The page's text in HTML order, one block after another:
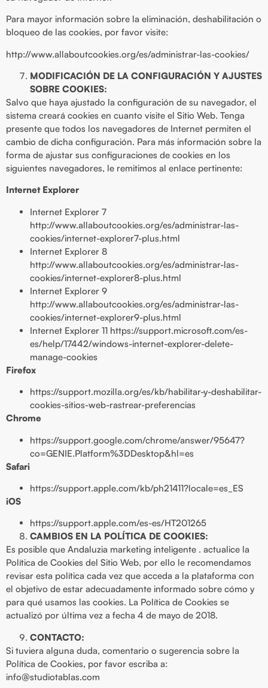
Para mayor información sobre la eliminación, deshabilitación o
bloqueo de las cookies, por favor visite:
http://www.allaboutcookies.org/es/administrar-las-cookies/
MODIFICACIÓN DE LA CONFIGURACIÓN Y AJUSTES
SOBRE COOKIES:
Salvo que haya ajustado la configuración de su navegador, el
sistema creará cookies en cuanto visite el Sitio Web. Tenga
presente que todos los navegadores de Internet permiten el
cambio de dicha configuración. Para más información sobre la
forma de ajustar sus configuraciones de cookies en los
siguientes navegadores, le remitimos al enlace pertinente:
Internet Explorer
Internet Explorer 7
http://www.allaboutcookies.org/es/administrar-las-
cookies/internet-explorer7-plus.html
Internet Explorer 8
http://www.allaboutcookies.org/es/administrar-las-
cookies/internet-explorer8-plus.html
Internet Explorer 9
http://www.allaboutcookies.org/es/administrar-las-
cookies/internet-explorer9-plus.html
Internet Explorer 11 https://support.microsoft.com/es-
es/help/17442/windows-internet-explorer-delete-
manage-cookies
Firefox
https://support.mozilla.org/es/kb/habilitar-y-deshabilitar-
cookies-sitios-web-rastrear-preferencias
Chrome
https://support.google.com/chrome/answer/95647?
co=GENIE.Platform%3DDesktop&hl=es
Safari
https://support.apple.com/kb/ph21411?locale=es_ES
iOS
https://support.apple.com/es-es/HT201265
CAMBIOS EN LA POLÍTICA DE COOKIES:
Es posible que Andaluzia marketing inteligente . actualice la
Política de Cookies del Sitio Web, por ello le recomendamos
revisar esta política cada vez que acceda a la plataforma con
el objetivo de estar adecuadamente informado sobre cómo y
para qué usamos las cookies. La Política de Cookies se
actualizó por última vez a fecha 4 de mayo de 2018.
CONTACTO:
Si tuviera alguna duda, comentario o sugerencia sobre la
Política de Cookies, por favor escriba a:
info@studiotablas.com